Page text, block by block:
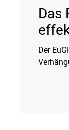
Das
Der